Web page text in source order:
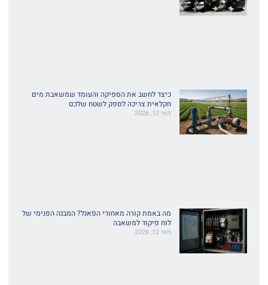
כיצד לחשב את הספיקה והעומד שמשאבת מים
חקלאית צריכה לספק לשטח שלכם
מאי 12, 2026
מה באמת קורה מאחורי הפאנל? המבנה הפנימי של
לוח פיקוד למשאבה
מאי 12, 2026